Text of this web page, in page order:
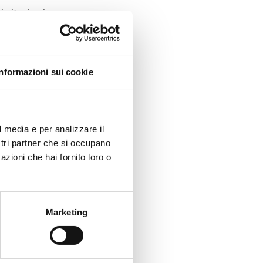
sui cookie
e per analizzare il
partner che si occupano
che hai fornito loro o
Marketing
citazioni
ed è il
e
e centri di
produzione
fino al 2021.
in tutto il mondo, e
mondiale